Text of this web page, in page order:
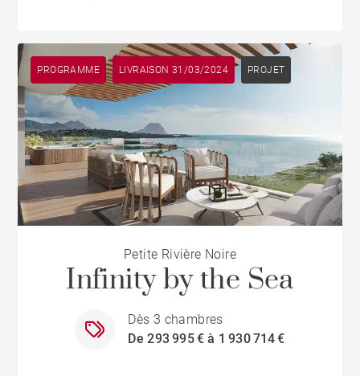
PROGRAMME LIVRAISON 31/03/2024 PROJET
Petite Rivière Noire
Infinity by the Sea
Dès 3 chambres
De 293 995 € à 1 930 714 €